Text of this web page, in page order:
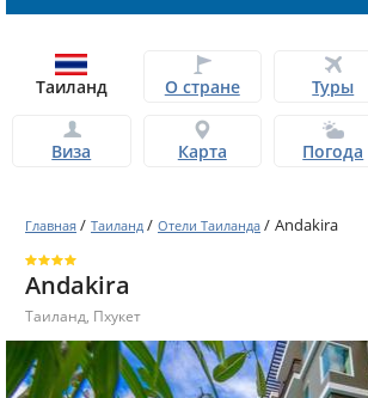
Таиланд О стране Туры
Виза Карта Погода
Главная / Таиланд / Отели Таиланда / Andakira
Andakira
Таиланд, Пхукет